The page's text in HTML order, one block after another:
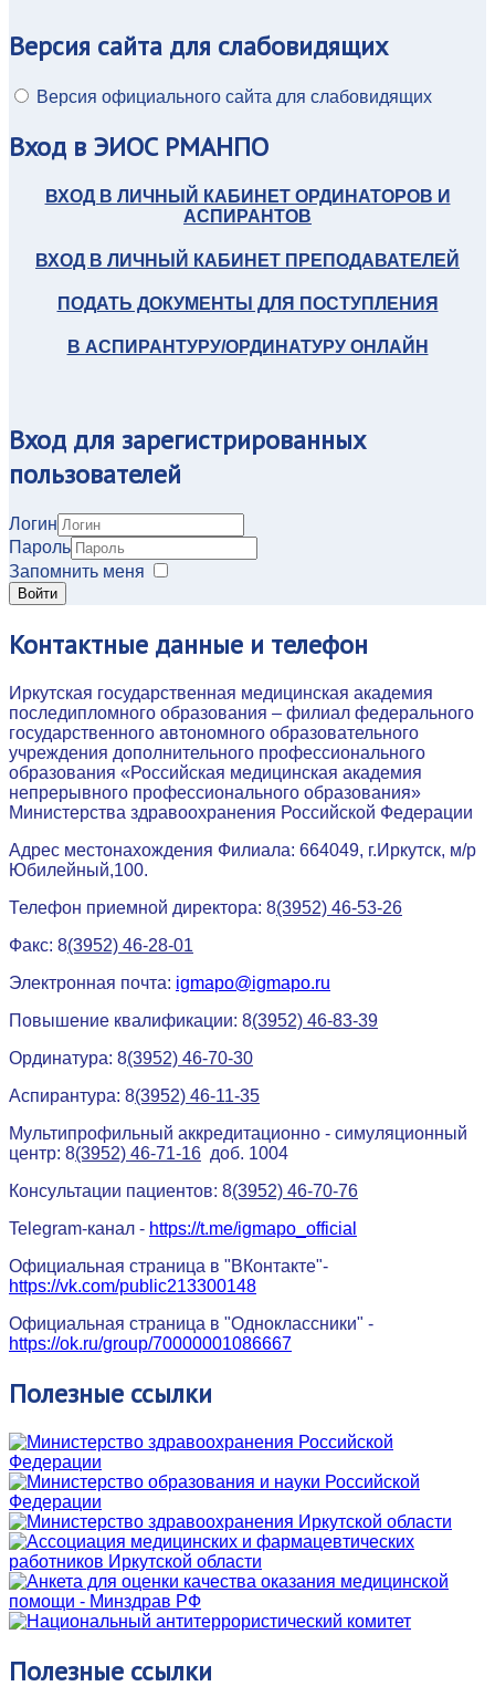
Версия сайта для слабовидящих
Версия официального сайта для слабовидящих
Вход в ЭИОС РМАНПО
ВХОД В ЛИЧНЫЙ КАБИНЕТ ОРДИНАТОРОВ И
АСПИРАНТОВ
ВХОД В ЛИЧНЫЙ КАБИНЕТ ПРЕПОДАВАТЕЛЕЙ
ПОДАТЬ ДОКУМЕНТЫ ДЛЯ ПОСТУПЛЕНИЯ
В АСПИРАНТУРУ/ОРДИНАТУРУ ОНЛАЙН
Вход для зарегистрированных
пользователей
Логин
Пароль
Запомнить меня
Войти
Контактные данные и телефон
Иркутская государственная медицинская академия
последипломного образования – филиал федерального
государственного автономного образовательного
учреждения дополнительного профессионального
образования «Российская медицинская академия
непрерывного профессионального образования»
Министерства здравоохранения Российской Федерации
Адрес местонахождения Филиала: 664049, г.Иркутск, м/р
Юбилейный,100.
Телефон приемной директора: 8(3952) 46-53-26
Факс: 8(3952) 46-28-01
Электронная почта: igmapo@igmapo.ru
Повышение квалификации: 8(3952) 46-83-39
Ординатура: 8(3952) 46-70-30
Аспирантура: 8(3952) 46-11-35
Мультипрофильный аккредитационно - симуляционный
центр: 8(3952) 46-71-16 доб. 1004
Консультации пациентов: 8(3952) 46-70-76
Telegram-канал - https://t.me/igmapo_official
Официальная страница в "ВКонтакте"-
https://vk.com/public213300148
Официальная страница в "Одноклассники" -
https://ok.ru/group/70000001086667
Полезные ссылки
Полезные ссылки